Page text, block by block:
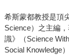
希斯蒙都教授是頂
Science）之主編
識》（Science
Social Knowledge